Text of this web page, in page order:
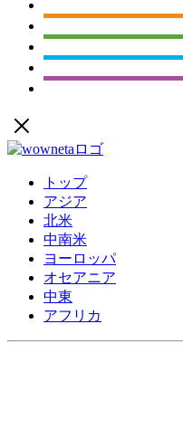
トップ
アジア
北米
中南米
ヨーロッパ
オセアニア
中東
アフリカ